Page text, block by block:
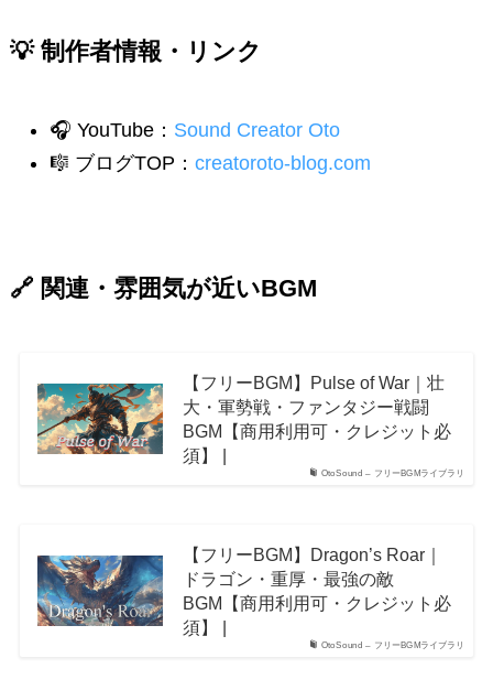
💡 制作者情報・リンク
🎧 YouTube： Sound Creator Oto
🎼 ブログTOP： creatoroto-blog.com
🔗 関連・雰囲気が近いBGM
OtoSound – フリーBGMライブラリ
【フリーBGM】Pulse of War｜壮
大・軍勢戦・ファンタジー戦闘
BGM【商用利用可・クレジット必
須】 |
OtoSound – フリーBGMライブラリ
【フリーBGM】Dragon’s Roar｜
ドラゴン・重厚・最強の敵
BGM【商用利用可・クレジット必
須】 |